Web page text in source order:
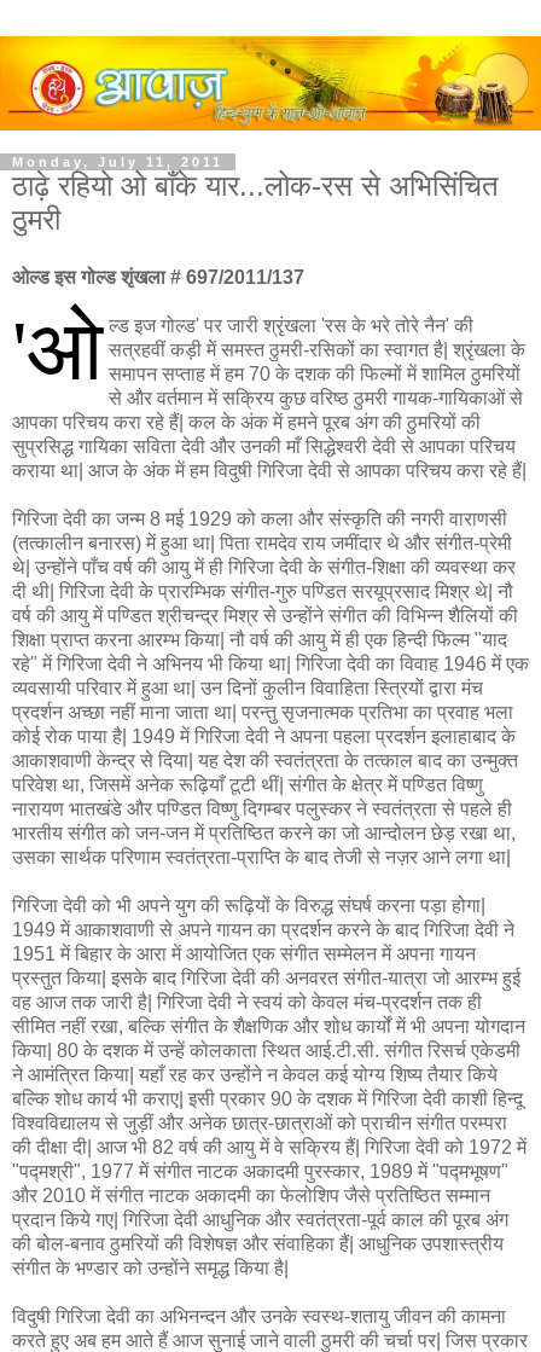
Monday, July 11, 2011
ठाढ़े रहियो ओ बाँके यार...लोक-रस से अभिसिंचित
ठुमरी
ओल्ड इस गोल्ड शृंखला # 697/2011/137
'ओ ल्ड इज गोल्ड' पर जारी श्रृंखला 'रस के भरे तोरे नैन' की
सत्रहवीं कड़ी में समस्त ठुमरी-रसिकों का स्वागत है| श्रृंखला के
समापन सप्ताह में हम 70 के दशक की फिल्मों में शामिल ठुमरियों
से और वर्तमान में सक्रिय कुछ वरिष्ठ ठुमरी गायक-गायिकाओं से
आपका परिचय करा रहे हैं| कल के अंक में हमने पूरब अंग की ठुमरियों की
सुप्रसिद्ध गायिका सविता देवी और उनकी माँ सिद्धेश्वरी देवी से आपका परिचय
कराया था| आज के अंक में हम विदुषी गिरिजा देवी से आपका परिचय करा रहे हैं|
गिरिजा देवी का जन्म 8 मई 1929 को कला और संस्कृति की नगरी वाराणसी
(तत्कालीन बनारस) में हुआ था| पिता रामदेव राय जमींदार थे और संगीत-प्रेमी
थे| उन्होंने पाँच वर्ष की आयु में ही गिरिजा देवी के संगीत-शिक्षा की व्यवस्था कर
दी थी| गिरिजा देवी के प्रारम्भिक संगीत-गुरु पण्डित सरयूप्रसाद मिश्र थे| नौ
वर्ष की आयु में पण्डित श्रीचन्द्र मिश्र से उन्होंने संगीत की विभिन्न शैलियों की
शिक्षा प्राप्त करना आरम्भ किया| नौ वर्ष की आयु में ही एक हिन्दी फिल्म "याद
रहे" में गिरिजा देवी ने अभिनय भी किया था| गिरिजा देवी का विवाह 1946 में एक
व्यवसायी परिवार में हुआ था| उन दिनों कुलीन विवाहिता स्त्रियों द्वारा मंच
प्रदर्शन अच्छा नहीं माना जाता था| परन्तु सृजनात्मक प्रतिभा का प्रवाह भला
कोई रोक पाया है| 1949 में गिरिजा देवी ने अपना पहला प्रदर्शन इलाहाबाद के
आकाशवाणी केन्द्र से दिया| यह देश की स्वतंत्रता के तत्काल बाद का उन्मुक्त
परिवेश था, जिसमें अनेक रूढ़ियाँ टूटी थीं| संगीत के क्षेत्र में पण्डित विष्णु
नारायण भातखंडे और पण्डित विष्णु दिगम्बर पलुस्कर ने स्वतंत्रता से पहले ही
भारतीय संगीत को जन-जन में प्रतिष्ठित करने का जो आन्दोलन छेड़ रखा था,
उसका सार्थक परिणाम स्वतंत्रता-प्राप्ति के बाद तेजी से नज़र आने लगा था|
गिरिजा देवी को भी अपने युग की रूढ़ियों के विरुद्ध संघर्ष करना पड़ा होगा|
1949 में आकाशवाणी से अपने गायन का प्रदर्शन करने के बाद गिरिजा देवी ने
1951 में बिहार के आरा में आयोजित एक संगीत सम्मेलन में अपना गायन
प्रस्तुत किया| इसके बाद गिरिजा देवी की अनवरत संगीत-यात्रा जो आरम्भ हुई
वह आज तक जारी है| गिरिजा देवी ने स्वयं को केवल मंच-प्रदर्शन तक ही
सीमित नहीं रखा, बल्कि संगीत के शैक्षणिक और शोध कार्यों में भी अपना योगदान
किया| 80 के दशक में उन्हें कोलकाता स्थित आई.टी.सी. संगीत रिसर्च एकेडमी
ने आमंत्रित किया| यहाँ रह कर उन्होंने न केवल कई योग्य शिष्य तैयार किये
बल्कि शोध कार्य भी कराए| इसी प्रकार 90 के दशक में गिरिजा देवी काशी हिन्दू
विश्वविद्यालय से जुड़ीं और अनेक छात्र-छात्राओं को प्राचीन संगीत परम्परा
की दीक्षा दी| आज भी 82 वर्ष की आयु में वे सक्रिय हैं| गिरिजा देवी को 1972 में
"पद्मश्री", 1977 में संगीत नाटक अकादमी पुरस्कार, 1989 में "पद्मभूषण"
और 2010 में संगीत नाटक अकादमी का फेलोशिप जैसे प्रतिष्ठित सम्मान
प्रदान किये गए| गिरिजा देवी आधुनिक और स्वतंत्रता-पूर्व काल की पूरब अंग
की बोल-बनाव ठुमरियों की विशेषज्ञ और संवाहिका हैं| आधुनिक उपशास्त्रीय
संगीत के भण्डार को उन्होंने समृद्ध किया है|
विदुषी गिरिजा देवी का अभिनन्दन और उनके स्वस्थ-शतायु जीवन की कामना
करते हुए अब हम आते हैं आज सुनाई जाने वाली ठुमरी की चर्चा पर| जिस प्रकार